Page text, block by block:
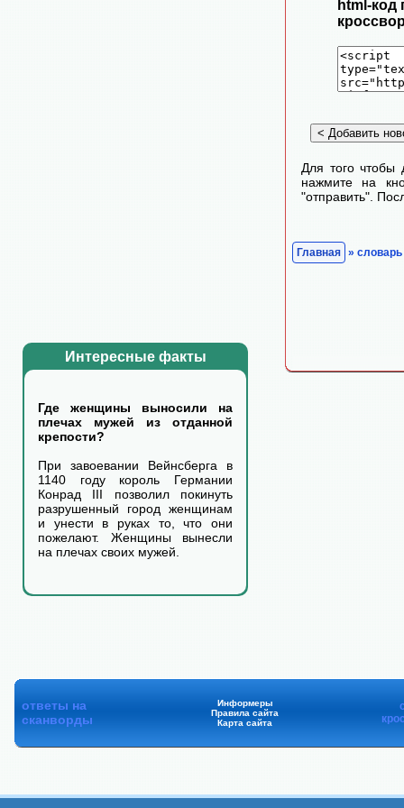
Интересные факты
Где женщины выносили на
плечах мужей из отданной
крепости?
При завоевании Вейнсберга в
1140 году король Германии
Конрад III позволил покинуть
разрушенный город женщинам
и унести в руках то, что они
пожелают. Женщины вынесли
на плечах своих мужей.
html-
Для того чтобы
нажмите на
"отправить".
Главная »
ответы на
сканворды
Информеры
Правила сайта
Карта сайта